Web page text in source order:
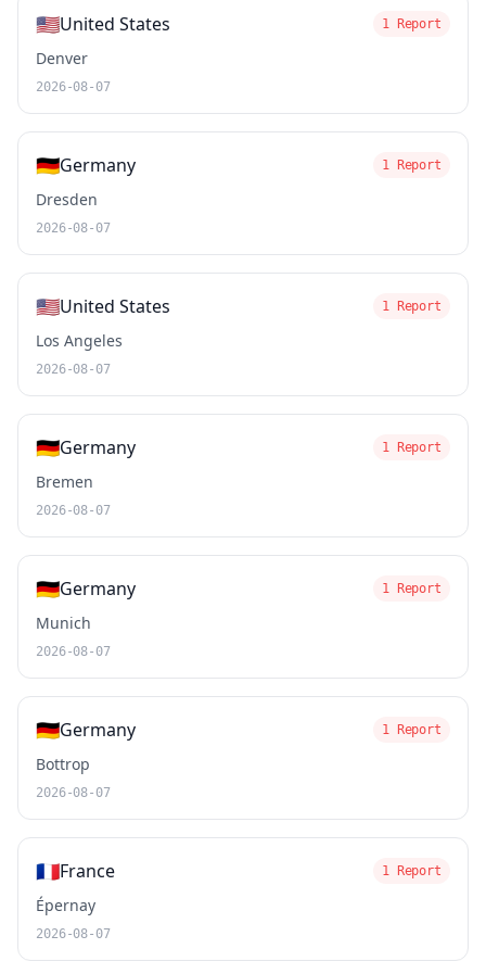
🇺🇸United States 1 Report
Denver
2026-08-07
🇩🇪Germany 1 Report
Dresden
2026-08-07
🇺🇸United States 1 Report
Los Angeles
2026-08-07
🇩🇪Germany 1 Report
Bremen
2026-08-07
🇩🇪Germany 1 Report
Munich
2026-08-07
🇩🇪Germany 1 Report
Bottrop
2026-08-07
🇫🇷France 1 Report
Épernay
2026-08-07